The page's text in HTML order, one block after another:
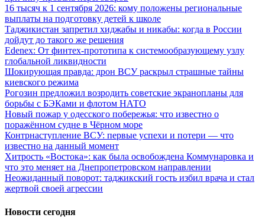
16 тысяч к 1 сентября 2026: кому положены региональные
выплаты на подготовку детей к школе
Таджикистан запретил хиджабы и никабы: когда в России
дойдут до такого же решения
Edenex: От финтех-прототипа к системообразующему узлу
глобальной ликвидности
Шокирующая правда: дрон ВСУ раскрыл страшные тайны
киевского режима
Рогозин предложил возродить советские экранопланы для
борьбы с БЭКами и флотом НАТО
Новый пожар у одесского побережья: что известно о
поражённом судне в Чёрном море
Контрнаступление ВСУ: первые успехи и потери — что
известно на данный момент
Хитрость «Востока»: как была освобождена Коммунаровка и
что это меняет на Днепропетровском направлении
Неожиданный поворот: таджикский гость избил врача и стал
жертвой своей агрессии
Новости сегодня